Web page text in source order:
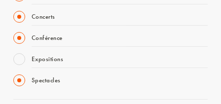
Concerts
Conférence
Expositions
Spectacles